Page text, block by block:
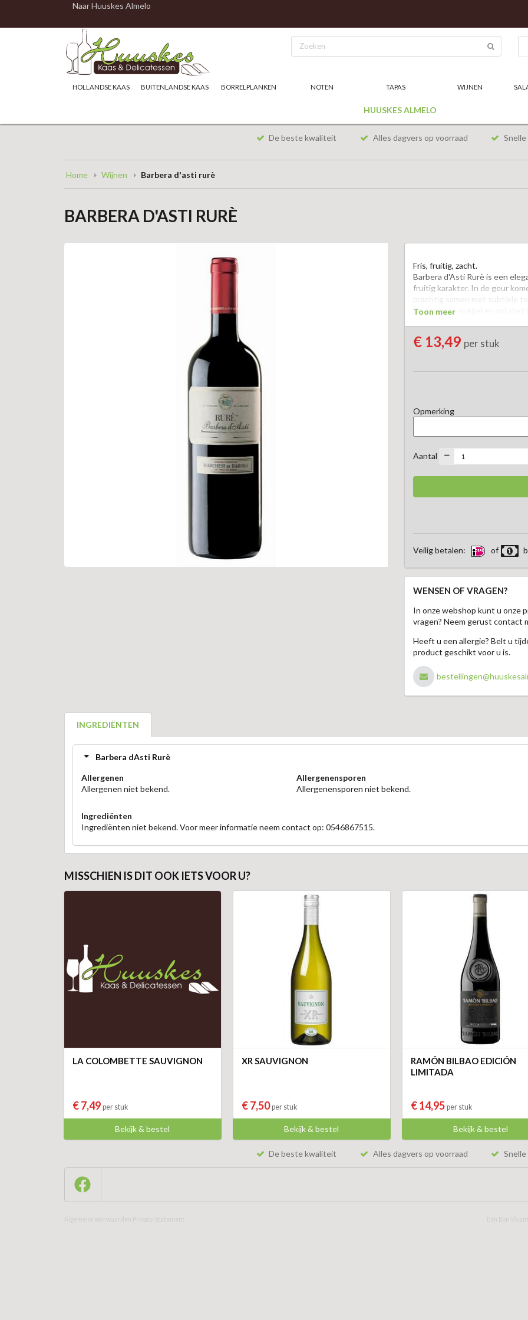
Naar Huuskes Almelo
HOLLANDSE KAAS BUITENLANDSE KAAS BORRELPLANKEN NOTEN TAPAS WIJNEN
HUUSKES ALMELO
De beste kwaliteit Alles dagvers op voorraad
Home Wijnen Barbera d'asti rurè
BARBERA D'ASTI RURÈ
Fris, fruitig, zacht.
Barbera d'Asti Rurè is een
fruitig karakter. In de geur
prachtig samen met subtiele
De smaak is soepel en vol,
Toon meer
€ 13,49 per stuk
Opmerking
Aantal
Veilig betalen: of
WENSEN OF VRAGEN?
In onze webshop kunt u onze
vragen? Neem gerust contact
Heeft u een allergie? Belt u
product geschikt voor u is.
INGREDIËNTEN
Barbera dAsti Rurè
Allergenen
Allergenen niet bekend.
Allergenensporen
Allergenensporen niet bekend.
Ingrediënten
Ingrediënten niet bekend. Voor meer informatie neem contact op: 0546867515.
MISSCHIEN IS DIT OOK IETS VOOR U?
LA COLOMBETTE SAUVIGNON
€ 7,49 per stuk
Bekijk & bestel
XR SAUVIGNON
€ 7,50per stuk
Bekijk & bestel
RAMÓN BILBAO EDICIÓN
LIMITADA
€ 14,95 per stuk
Bekijk & bestel
De beste kwaliteit Alles dagvers op voorraad
Algemene voorwaarden Privacy Statement Een Bon